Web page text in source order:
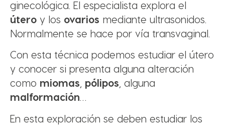
ginecológica. El especialista explora el
útero y los ovarios mediante ultrasonidos.
Normalmente se hace por vía transvaginal.
Con esta técnica podemos estudiar el útero
y conocer si presenta alguna alteración
como miomas pólipos , alguna
malformación…
En esta exploración se deben estudiar los